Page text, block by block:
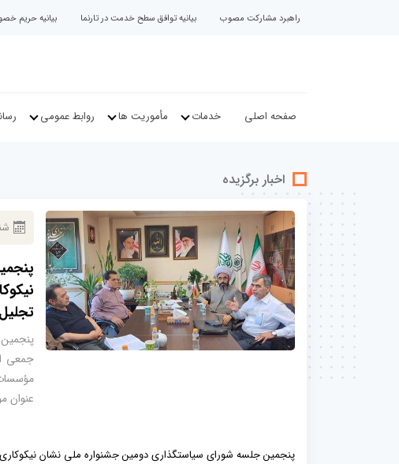
راهبرد مشارکت مصوب بیانیه توافق سطح خدمت در تارنما بیانیه حریم
صفحه اصلی خدمات مأموریت ها روابط عمومی
اخبار برگزیده
جمعی
عنوان
پنجمین جلسه شورای سیاستگذاری دومین جشنواره ملی نشان